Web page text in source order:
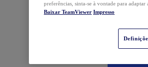
preferências, sinta-se à vontade para
Baixar TeamViewer Impresso